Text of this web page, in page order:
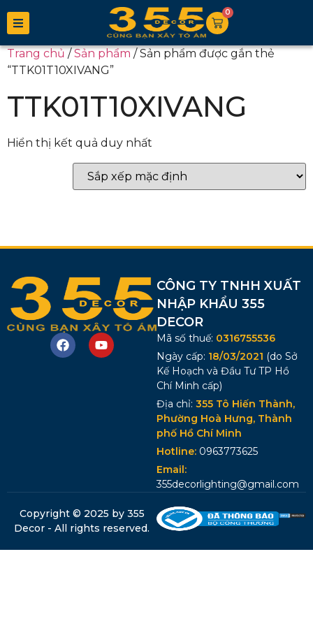
0
Trang chủ/Sản phẩm/ Sản phẩm được gắn thẻ
“TTK01T10XIVANG”
TTK01T10XIVANG
Hiển thị kết quả duy nhất
CÔNG TY TNHH XUẤT
NHẬP KHẨU 355
DECOR
Mã số thuế: 0316755536
Ngày cấp: 18/03/2021 (do Sở
Kế Hoạch và Đầu Tư TP Hồ
Chí Minh cấp)
Địa chỉ: 355 Tô Hiến Thành,
Phường Hoà Hưng, Thành
phố Hồ Chí Minh
Hotline: 0963773625
Email:
355decorlighting@gmail.com
Copyright © 2025 by 355
Decor - All rights reserved.